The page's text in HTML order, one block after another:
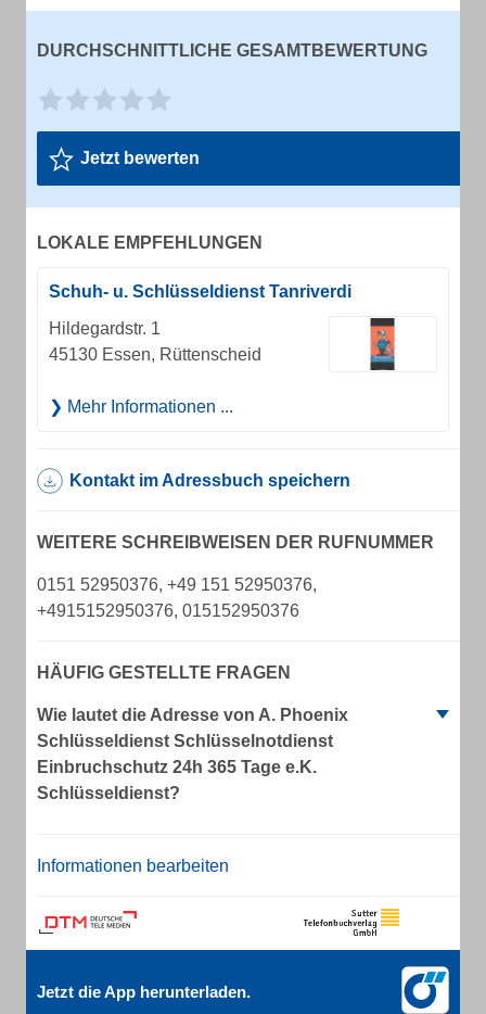
DURCHSCHNITTLICHE GESAMTBEWERTUNG
Jetzt bewerten
LOKALE EMPFEHLUNGEN
Schuh- u. Schlüsseldienst Tanriverdi
Hildegardstr. 1
45130 Essen, Rüttenscheid
Mehr Informationen ...
Kontakt im Adressbuch speichern
WEITERE SCHREIBWEISEN DER RUFNUMMER
0151 52950376, +49 151 52950376,
+4915152950376, 015152950376
HÄUFIG GESTELLTE FRAGEN
Wie lautet die Adresse von A. Phoenix
Schlüsseldienst Schlüsselnotdienst
Einbruchschutz 24h 365 Tage e.K.
Schlüsseldienst?
Informationen bearbeiten
Jetzt die App herunterladen.